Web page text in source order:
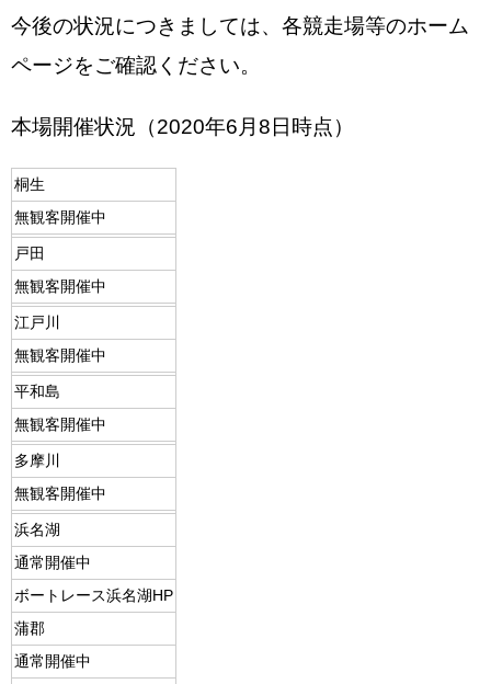
今後の状況につきましては、各競走場等のホーム
ページをご確認ください。
本場開催状況（2020年6月8日時点）
桐生
無観客開催中
戸田
無観客開催中
江戸川
無観客開催中
平和島
無観客開催中
多摩川
無観客開催中
浜名湖
通常開催中
ボートレース浜名湖HP
蒲郡
通常開催中